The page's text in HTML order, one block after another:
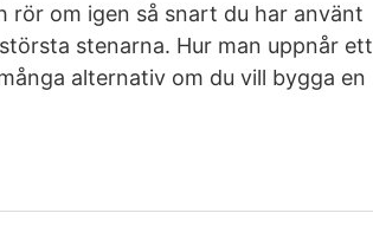
rör om igen så snart du har använt
stenarna. Hur man uppnår ett
alternativ om du vill bygga en